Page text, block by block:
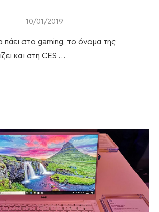
10/01/2019
πάει στο gaming, το όνομα της
και στη CES …